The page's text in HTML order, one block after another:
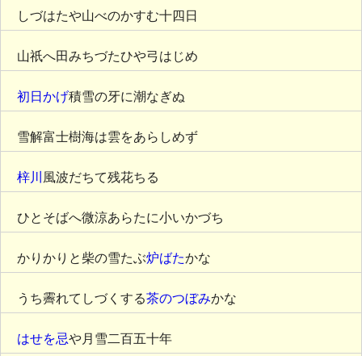
しづはたや山べのかすむ十四日
山祇へ田みちづたひや弓はじめ
初日かげ積雪の牙に潮なぎぬ
雪解富士樹海は雲をあらしめず
梓川 風波だちて残花ちる
ひとそばへ微涼あらたに小いかづち
かりかりと柴の雪たぶ炉ばたかな
うち霽れてしづくする茶のつぼみかな
はせを忌や月雪二百五十年